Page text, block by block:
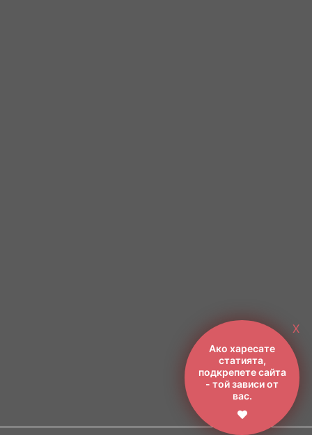
X
Ако харесате
статията,
подкрепете сайта
- той зависи от
вас.